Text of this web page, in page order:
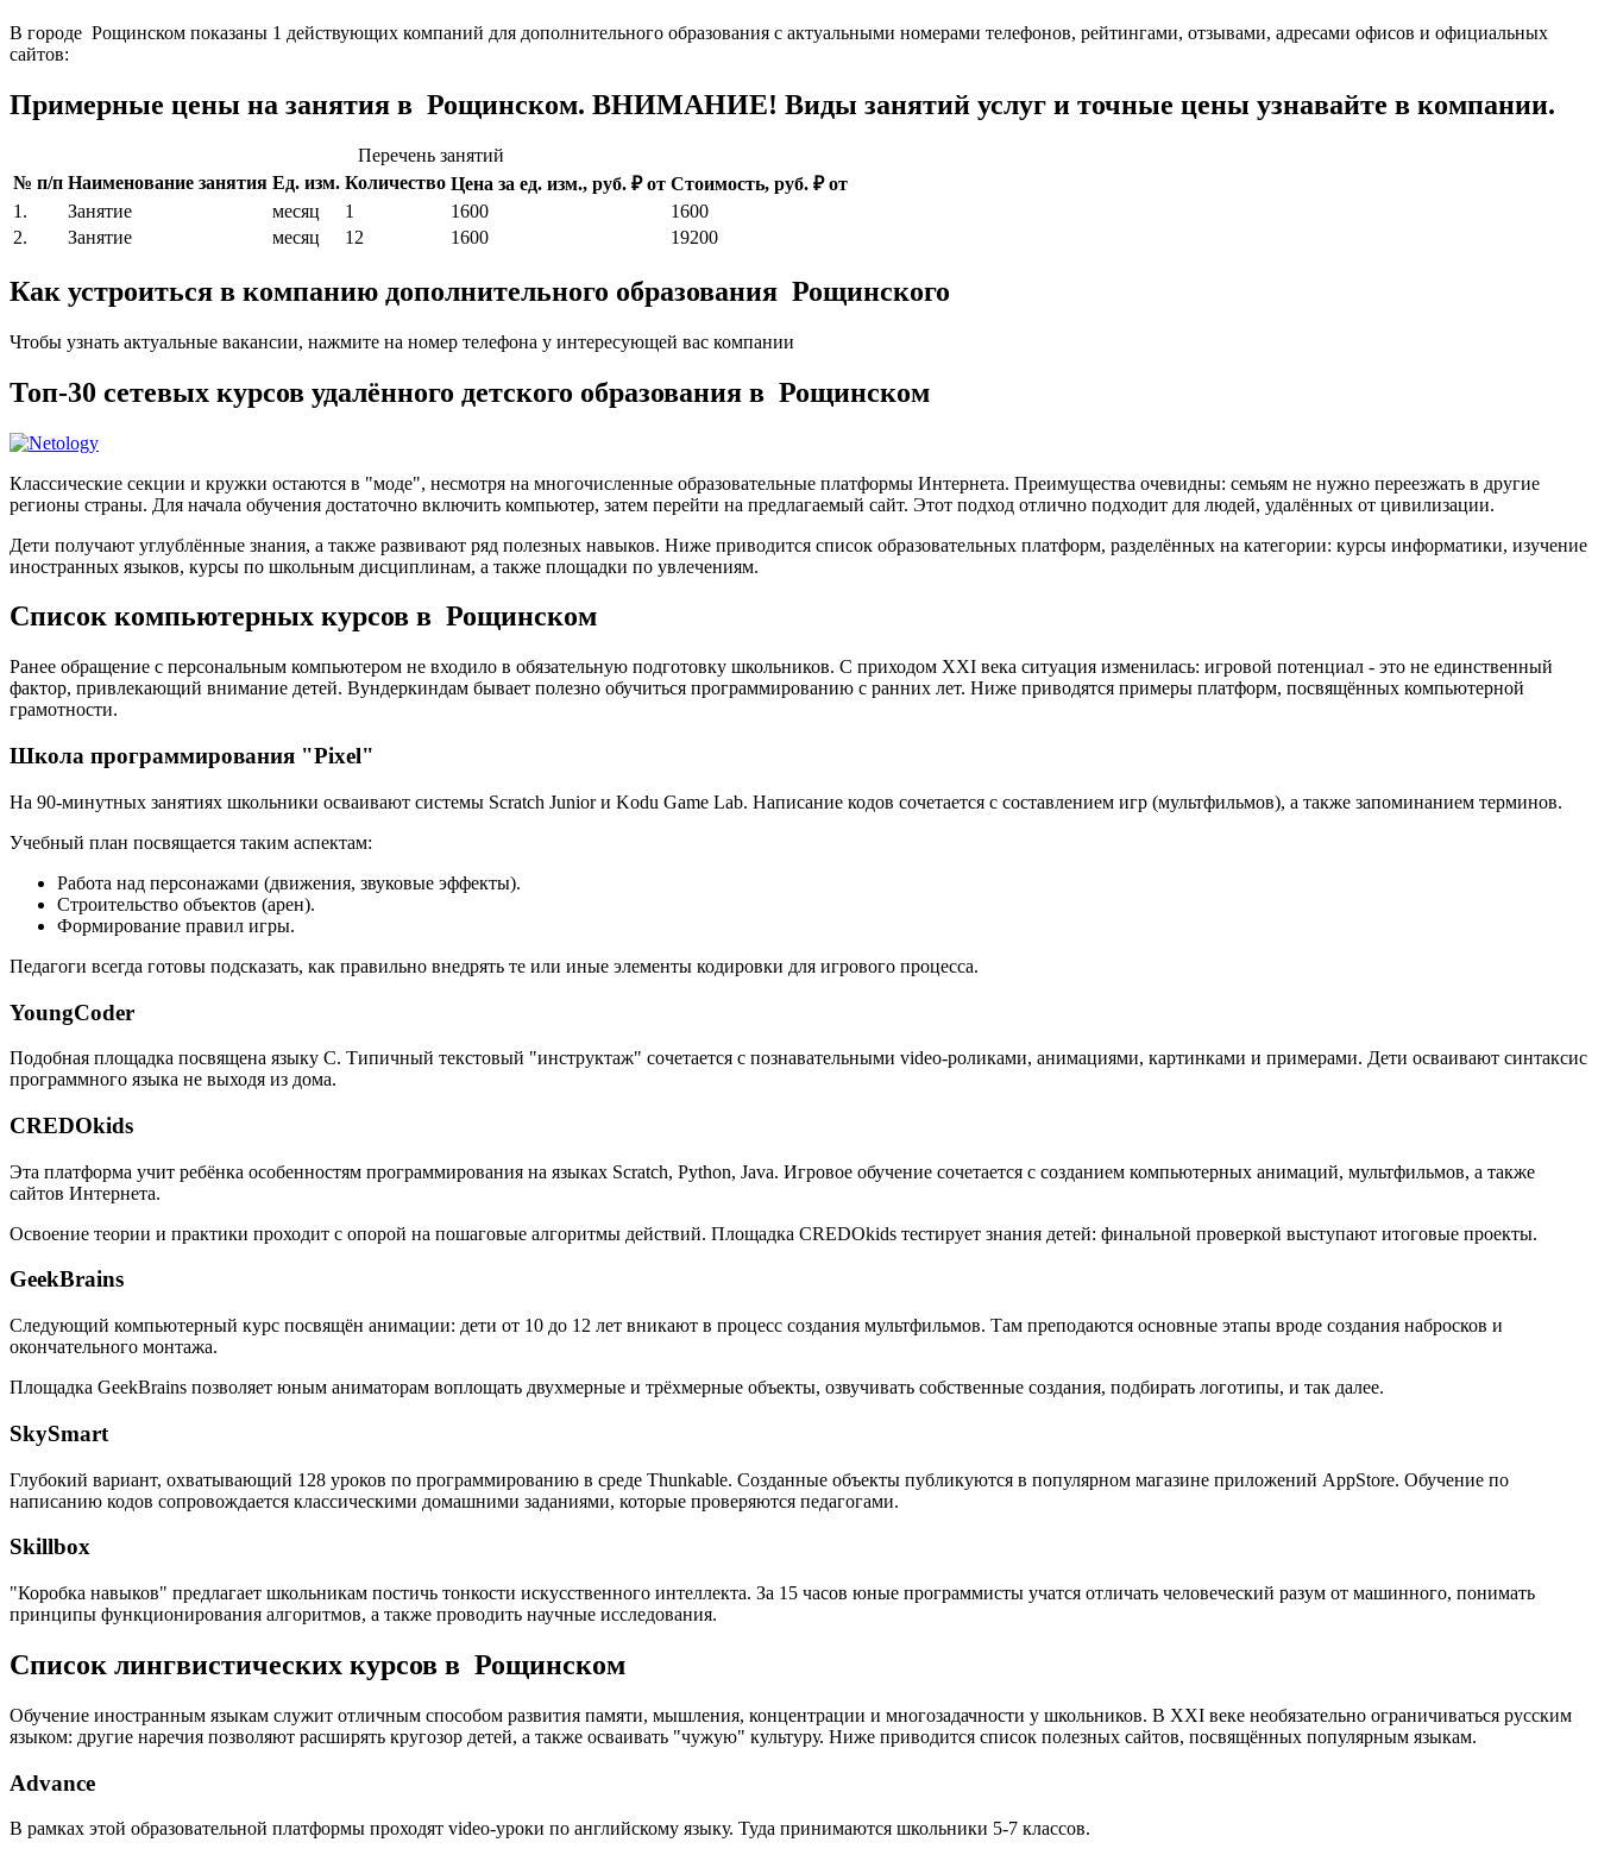
В городе Рощинском показаны 1 действующих компаний для дополнительного образования с актуальными номерами телефонов, рейтингами, отзывами, адресами офисов и официальных
сайтов:
Примерные цены на занятия в Рощинском. ВНИМАНИЕ! Виды занятий услуг и точные цены узнавайте в компании.
Перечень занятий
№ п/п Наименование занятия Ед. изм. Количество Цена за ед. изм., руб. ₽ от Стоимость, руб. ₽ от
1.
Занятие месяц 1 1600
1600
2.
Занятие месяц 12 1600 19200
Как устроиться в компанию дополнительного образования Рощинского
Чтобы узнать актуальные вакансии, нажмите на номер телефона у интересующей вас компании
Топ-30 сетевых курсов удалённого детского образования в Рощинском
Классические секции и кружки остаются в "моде", несмотря на многочисленные образовательные платформы Интернета. Преимущества очевидны: семьям не нужно переезжать в другие
регионы страны. Для начала обучения достаточно включить компьютер, затем перейти на предлагаемый сайт. Этот подход отлично подходит для людей, удалённых от цивилизации.
Дети получают углублённые знания, а также развивают ряд полезных навыков. Ниже приводится список образовательных платформ, разделённых на категории: курсы информатики, изучение
иностранных языков, курсы по школьным дисциплинам, а также площадки по увлечениям.
Список компьютерных курсов в Рощинском
Ранее обращение с персональным компьютером не входило в обязательную подготовку школьников. С приходом XXI века ситуация изменилась: игровой потенциал - это не единственный
фактор, привлекающий внимание детей. Вундеркиндам бывает полезно обучиться программированию с ранних лет. Ниже приводятся примеры платформ, посвящённых компьютерной
грамотности.
Школа программирования "Pixel"
На 90-минутных занятиях школьники осваивают системы Scratch Junior и Kodu Game Lab. Написание кодов сочетается с составлением игр (мультфильмов), а также запоминанием терминов.
Учебный план посвящается таким аспектам:
Работа над персонажами (движения, звуковые эффекты).
Строительство объектов (арен).
Формирование правил игры.
Педагоги всегда готовы подсказать, как правильно внедрять те или иные элементы кодировки для игрового процесса.
YoungCoder
Подобная площадка посвящена языку C. Типичный текстовый "инструктаж" сочетается с познавательными video-роликами, анимациями, картинками и примерами. Дети осваивают синтаксис
программного языка не выходя из дома.
CREDOkids
Эта платформа учит ребёнка особенностям программирования на языках Scratch, Python, Java. Игровое обучение сочетается с созданием компьютерных анимаций, мультфильмов, а также
сайтов Интернета.
Освоение теории и практики проходит с опорой на пошаговые алгоритмы действий. Площадка CREDOkids тестирует знания детей: финальной проверкой выступают итоговые проекты.
GeekBrains
Следующий компьютерный курс посвящён анимации: дети от 10 до 12 лет вникают в процесс создания мультфильмов. Там преподаются основные этапы вроде создания набросков и
окончательного монтажа.
Площадка GeekBrains позволяет юным аниматорам воплощать двухмерные и трёхмерные объекты, озвучивать собственные создания, подбирать логотипы, и так далее.
SkySmart
Глубокий вариант, охватывающий 128 уроков по программированию в среде Thunkable. Созданные объекты публикуются в популярном магазине приложений AppStore. Обучение по
написанию кодов сопровождается классическими домашними заданиями, которые проверяются педагогами.
Skillbox
"Коробка навыков" предлагает школьникам постичь тонкости искусственного интеллекта. За 15 часов юные программисты учатся отличать человеческий разум от машинного, понимать
принципы функционирования алгоритмов, а также проводить научные исследования.
Список лингвистических курсов в Рощинском
Обучение иностранным языкам служит отличным способом развития памяти, мышления, концентрации и многозадачности у школьников. В XXI веке необязательно ограничиваться русским
языком: другие наречия позволяют расширять кругозор детей, а также осваивать "чужую" культуру. Ниже приводится список полезных сайтов, посвящённых популярным языкам.
Advance
В рамках этой образовательной платформы проходят video-уроки по английскому языку. Туда принимаются школьники 5-7 классов.